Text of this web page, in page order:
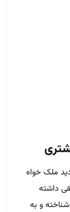
ملک خواه
داشته
و به